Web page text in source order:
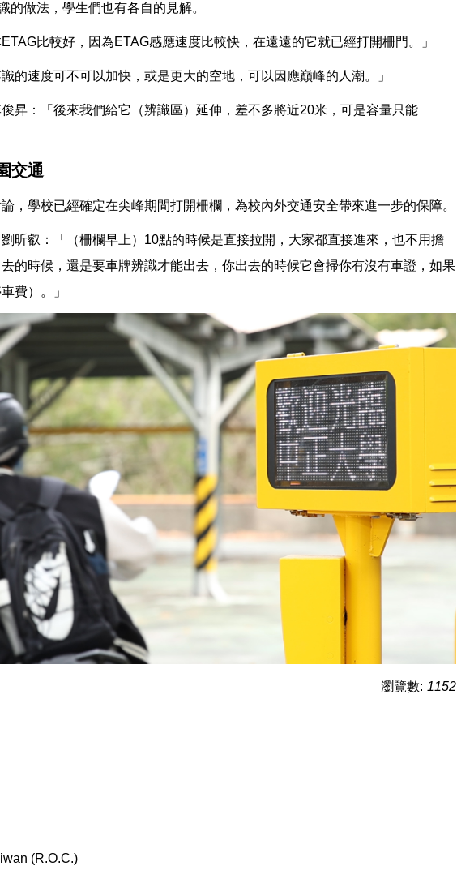
的做法，學生們也有各自的見解。
比較好，因為ETAG感應速度比較快，在遠遠的它就已經打開柵門。」
的速度可不可以加快，或是更大的空地，可以因應巔峰的人潮。」
昇：「後來我們給它（辨識區）延伸，差不多將近20米，可是容量只能
交通
，學校已經確定在尖峰期間打開柵欄，為校內外交通安全帶來進一步的保障。
昕叡：「（柵欄早上）10點的時候是直接拉開，大家都直接進來，也不用擔
的時候，還是要車牌辨識才能出去，你出去的時候它會掃你有沒有車證，如果
費）。」
瀏覽數: 1152
(R.O.C.)